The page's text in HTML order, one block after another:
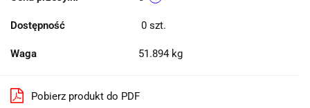
Dostępność 0 szt.
Waga 51.894 kg
Pobierz produkt do PDF